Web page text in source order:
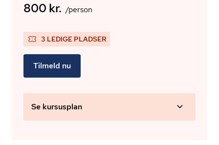
800 kr. /person
3 LEDIGE PLADSER
Tilmeld nu
Se kursusplan